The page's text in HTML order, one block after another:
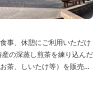
事、休憩にご利用いただけ
茶、しいたけ等）を販売。
香肌峡まですぐ。 【イ
味噌を使ったボリュームた